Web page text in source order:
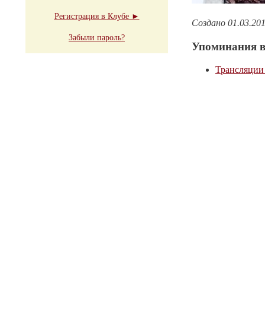
Регистрация в Клубе ►
Забыли пароль?
Создано
Упоминания